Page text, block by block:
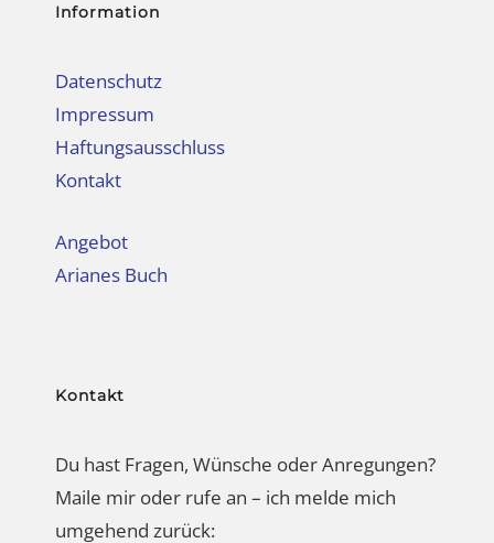
Kontakt
Angebot
Arianes Buch
ariane@50plusstyle.de